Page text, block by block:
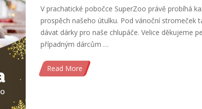
V prachatické pobočce SuperZoo právě probíhá
prospěch našeho útulku. Pod vánoční stromeček
dávat dárky pro naše chlupáče. Velice děkujeme
případným dárcům …
Read More